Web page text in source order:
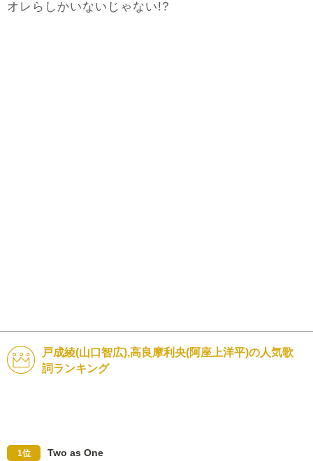
オレらしかいないじゃない!?
戸成綾(山口智広),高良摩利央(阿座上洋平)の人気歌
詞ランキング
1位 Two as One